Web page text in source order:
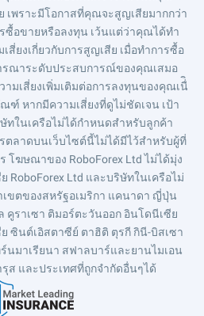
เพราะมีโอกาสที่คุณจะสูญเสียมากกว่า
ซื้อขายหรือลงทุน เว้นแต่ว่าคุณได้ทำ
เสี่ยงเกี่ยวกับการสูญเสีย เมื่อทำการซื้อ
ณาระดับประสบการณ์ของคุณเสมอ
มเสี่ยงเพิ่มเติมต่อการลงทุนของคุณเนื่ิ
ฑ์ หากมีความเสี่ยงที่ดูไม่ชัดเจน เป้า
ทในเครือไม่ได้กำหนดสำหรับลูกค้า
ตลาดบนเว็บไซต์นี้ไม่ได้มีไว้สำหรับผู้ที่
โฆษณาของ RoboForex Ltd ไม่ได้มุ่ง
RoboForex Ltd และบริษัทในเครือไม่
ขตของสหรัฐอเมริกา แคนาดา ญี่ปุ่น
คูราเซา ติมอร์ตะวันออก อินโดนีเซีย
ซินต์เอิสตาซีย์ ตาฮิติ ตุรกี กินี-บิสเซา
นมาเรียนา สฟาลบาร์และยานไมเอน
ส และประเทศที่ถูกจำกัดอื่นๆได้